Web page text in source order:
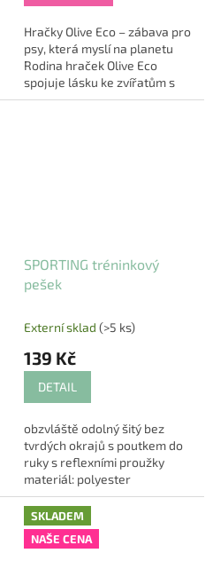
Hračky Olive Eco – zábava pro
psy, která myslí na planetu
Rodina hraček Olive Eco
spojuje lásku ke zvířatům s
ohleduplností k přírodě. Každý
SPORTING tréninkový
pešek
Externí sklad (>5 ks)
139 Kč
DETAIL
obzvláště odolný šitý bez
tvrdých okrajů s poutkem do
ruky s reflexními proužky
materiál: polyester
barva: oranžová
SKLADEM
NAŠE CENA